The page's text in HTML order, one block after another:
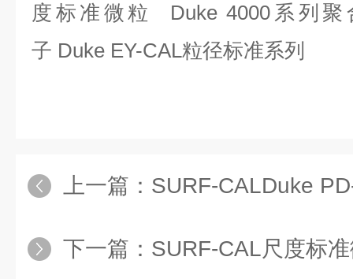
度标准微粒
Duke 4000 系列聚
子 Duke EY-CAL粒径标准系列
上一篇： SURF-CALDuke PD-200
下一篇： SURF-CAL尺度标准微粒Duke